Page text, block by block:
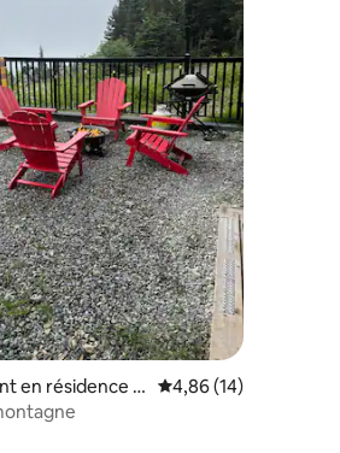
base de 62 commentaires : 4,87 sur 5
en résidence ⋅
Évaluation moyenne
4,86 (14)